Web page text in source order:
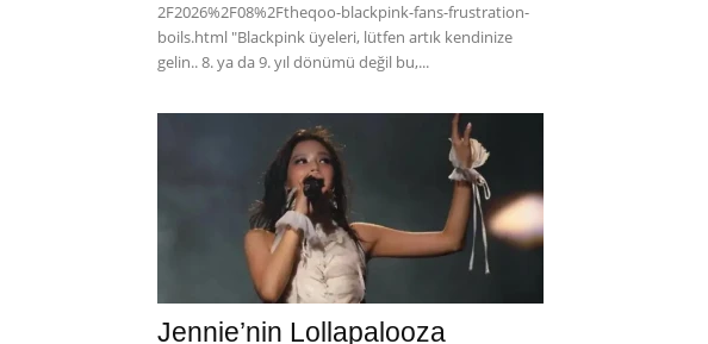
2F2026%2F08%2Ftheqoo-blackpink-fans-frustration-
boils.html "Blackpink üyeleri, lütfen artık kendinize
gelin.. 8. ya da 9. yıl dönümü değil bu,...
Jennie’nin Lollapalooza